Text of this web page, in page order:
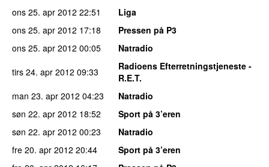
ons 25. apr 2012 22:51
Liga
ons 25. apr 2012 17:18
Pressen på P3
ons 25. apr 2012 00:05
Natradio
tirs 24. apr 2012 09:33
Radioens Efterretningstjeneste -
R.E.T.
man 23. apr 2012 04:23
Natradio
søn 22. apr 2012 18:52
Sport på 3’eren
søn 22. apr 2012 00:23
Natradio
fre 20. apr 2012 20:44
Sport på 3’eren